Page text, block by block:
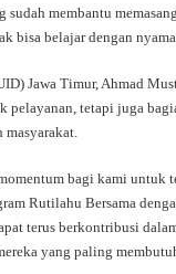
sudah membantu
bisa belajar dengan
Jawa Timur, Ahmad
tetapi juga
bagi kami untuk
Rutilahu Bersama
terus berkontribusi
yang paling